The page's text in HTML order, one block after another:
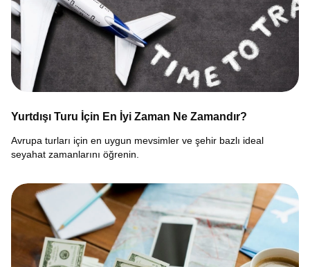
Yurtdışı Turu İçin En İyi Zaman Ne Zamandır?
Avrupa turları için en uygun mevsimler ve şehir bazlı ideal
seyahat zamanlarını öğrenin.